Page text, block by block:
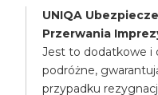
UNIQA
Przerwania
Jest to dodatkowe i
podróżne,
przypadku